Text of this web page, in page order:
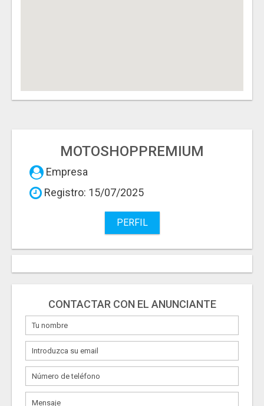
MOTOSHOPPREMIUM
Empresa
Registro: 15/07/2025
PERFIL
CONTACTAR CON EL ANUNCIANTE